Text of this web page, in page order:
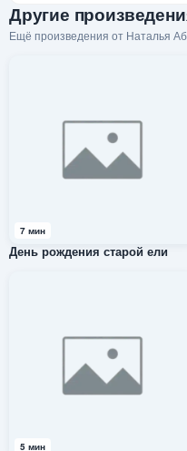
Другие
Ещё произведения от Наталья
7 мин
День рождения старой ели
5 мин